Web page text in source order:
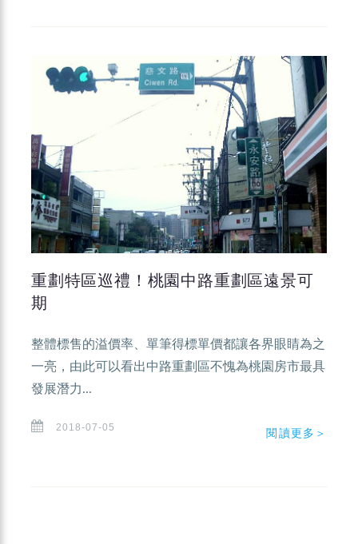
重劃特區巡禮！桃園中路重劃區遠景可
期
整體標售的溢價率、單筆得標單價都讓各界眼睛為之
一亮，由此可以看出中路重劃區不愧為桃園房市最具
發展潛力...
2018-07-05 閱讀更多＞